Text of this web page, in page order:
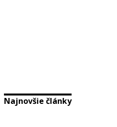
Najnovšie články